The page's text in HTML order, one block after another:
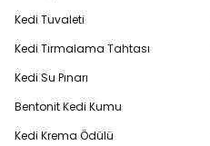
Kedi Tuvaleti
Kedi Tırmalama Tahtası
Kedi Su Pınarı
Bentonit Kedi Kumu
Kedi Krema Ödülü